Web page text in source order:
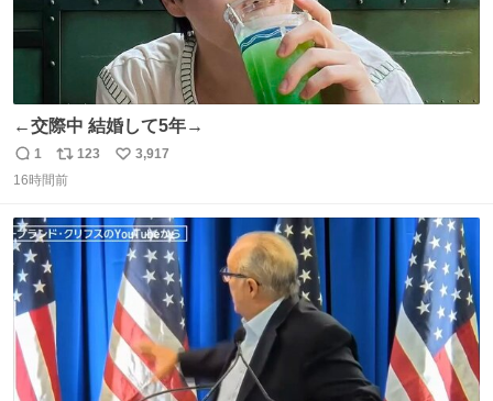
←交際中 結婚して5年→
返
信
1
リ
ポ
ト
123
い
数
3,917
16時間前